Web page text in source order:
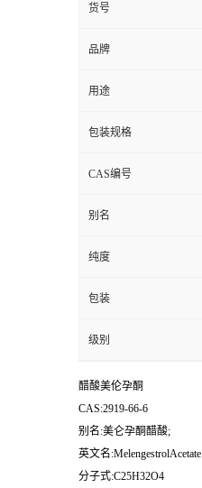
货号
品牌
用途
包装规格
CAS编号
别名
纯度
包装
级别
醋酸美伦孕酮
CAS:2919-66-6
别名:美仑孕酮醋酸;
英文名:MelengestrolAcetate
分子式:C25H32O4